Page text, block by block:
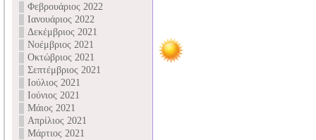
Φεβρουάριος 2022
Ιανουάριος 2022
Δεκέμβριος 2021
Νοέμβριος 2021
Οκτώβριος 2021
Σεπτέμβριος 2021
Ιούλιος 2021
Ιούνιος 2021
Μάιος 2021
Απρίλιος 2021
Μάρτιος 2021